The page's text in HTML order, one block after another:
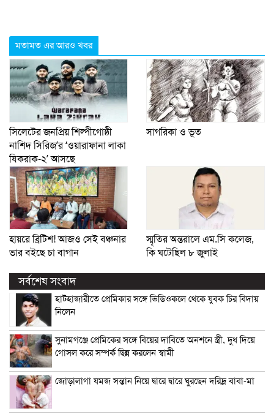
মতামত এর আরও খবর
সিলেটের জনপ্রিয় শিল্পীগোষ্ঠী
নাশিদ সিরিজ’র ‘ওয়ারাফানা লাকা
যিকরাক-২’ আসছে
সাগরিকা ও ভূত
হায়রে ব্রিটিশ! আজও সেই বঞ্চনার
ভার বইছে চা বাগান
স্মৃতির অন্তরালে এম.সি কলেজ,
কি ঘটেছিল ৮ জুলাই
সর্বশেষ সংবাদ
হাটহাজারীতে প্রেমিকার সঙ্গে ভিডিওকলে থেকে যুবক চির বিদায়
নিলেন
সুনামগঞ্জে প্রেমিকের সঙ্গে বিয়ের দাবিতে অনশনে স্ত্রী, দুধ দিয়ে
গোসল করে সম্পর্ক ছিন্ন করলেন স্বামী
জোড়ালাগা যমজ সন্তান নিয়ে দ্বারে দ্বারে ঘুরছেন দরিদ্র বাবা-মা